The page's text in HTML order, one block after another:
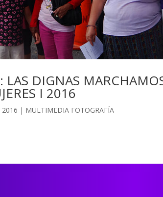
LAS DIGNAS
I 2016
| MULTIMEDIA FOTOGRAFÍA